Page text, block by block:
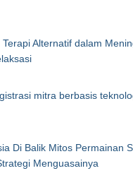
Alternatif dalam
mitra berbasis
Di Balik Mitos Permainan
Menguasainya